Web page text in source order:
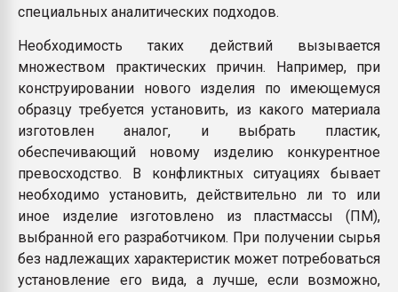
специальных аналитических подходов.
Необходимость таких действий вызывается
множеством практических причин. Например, при
конструировании нового изделия по имеющемуся
образцу требуется установить, из какого материала
изготовлен аналог, и выбрать пластик,
обеспечивающий новому изделию конкурентное
превосходство. В конфликтных ситуациях бывает
необходимо установить, действительно ли то или
иное изделие изготовлено из пластмассы (ПМ),
выбранной его разработчиком. При получении сырья
без надлежащих характеристик может потребоваться
установление его вида, а лучше, если возможно,